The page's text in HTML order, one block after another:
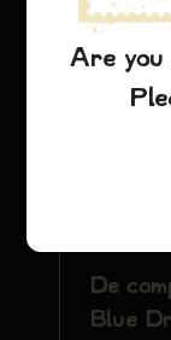
De
Blue
Are you